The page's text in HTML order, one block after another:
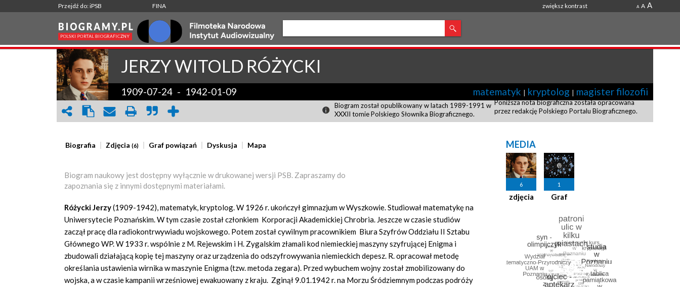
Przejdź do: iPSB FINA zwiększ kontrast A A A
JERZY WITOLD RÓŻYCKI
1909-07-24 - 1942-01-09 matematyk | kryptolog | magister filozofii
Biogram został opublikowany w latach 1989-1991 w
XXXII tomie Polskiego Słownika Biograficznego.
Poniższa nota biograficzna została opracowana
przez redakcję Polskiego Portalu Biograficznego.
Biografia Zdjęcia(6) Graf powiązań Dyskusja Mapa
Biogram naukowy jest dostępny wyłącznie w drukowanej wersji PSB. Zapraszamy do
zapoznania się z innymi dostępnymi materiałami.
Różycki Jerzy(1909-1942), matematyk, kryptolog. W 1926 r. ukończył gimnazjum w Wyszkowie. Studiował matematykę na
Uniwersytecie Poznańskim. W tym czasie został członkiem Korporacji Akademickiej Chrobria. Jeszcze w czasie studiów
zaczął pracę dla radiokontrwywiadu wojskowego. Potem został cywilnym pracownikiem Biura Szyfrów Oddziału II Sztabu
Głównego WP. W 1933 r. wspólnie z M. Rejewskim i H. Zygalskim złamali kod niemieckiej maszyny szyfrującej Enigma i
zbudowali działającą kopię tej maszyny oraz urządzenia do odszyfrowywania niemieckich depesz. R. opracował metodę
określania ustawienia wirnika w maszynie Enigma (tzw. metoda zegara). Przed wybuchem wojny został zmobilizowany do
wojska, a w czasie kampanii wrześniowej ewakuowany z kraju. Zginął 9.01.1942 r. na Morzu Śródziemnym podczas podróży
MEDIA
6
zdjęcia
1
Graf